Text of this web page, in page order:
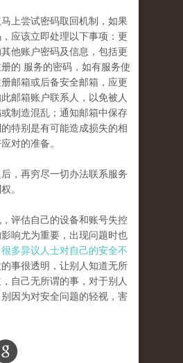
上尝试密码取回机制，如果
应该立即处理以下事项：更
他账户密码及信息，包括更
的 服务的密码，如有服务使
邮箱或后备安全邮箱，应更
邮箱账户联系人，以免被人
制造混乱；通知邮箱中保存
特别是有可能造成损失的相
对的准备。
，再穷尽一切办法联系服务
。
评估自己的设备和账号失控
响尤为重要，出现问题时也
很多异议人士对自己的安全不
的事很透明，让别人知道无所
自己无所谓的事，对于别人
因为对安全问题的轻视，害